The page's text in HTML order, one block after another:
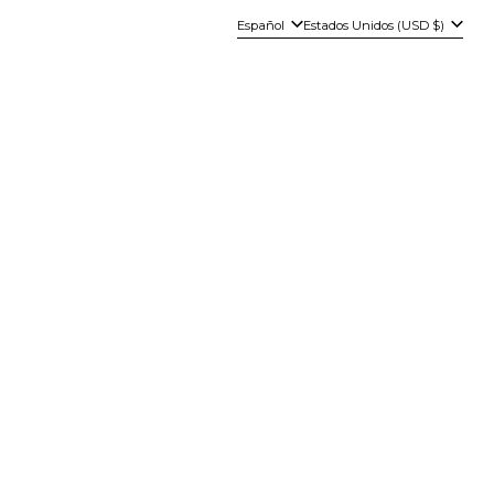
Idioma
Español País/región Estados Unidos (USD $)